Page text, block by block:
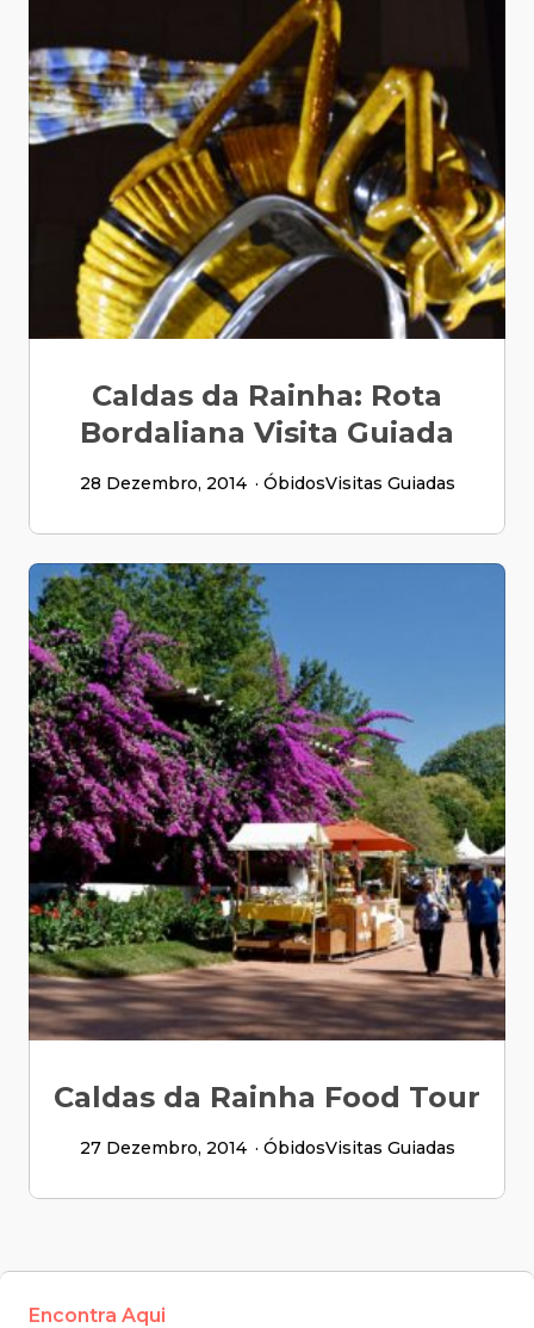
Caldas da Rainha: Rota
Bordaliana Visita Guiada
28 Dezembro, 2014 ÓbidosVisitas Guiadas
Caldas da Rainha Food Tour
27 Dezembro, 2014 ÓbidosVisitas Guiadas
Encontra Aqui